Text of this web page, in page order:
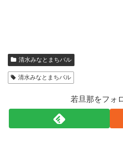
清水みなとまちバル
清水みなとまちバル
若旦那をフォ